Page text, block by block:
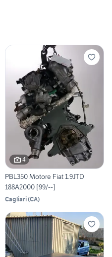
4
PBL350 Motore Fiat 1.9JTD
188A2000 [99/--]
Cagliari(CA)